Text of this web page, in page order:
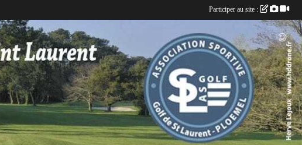
Participer au site :